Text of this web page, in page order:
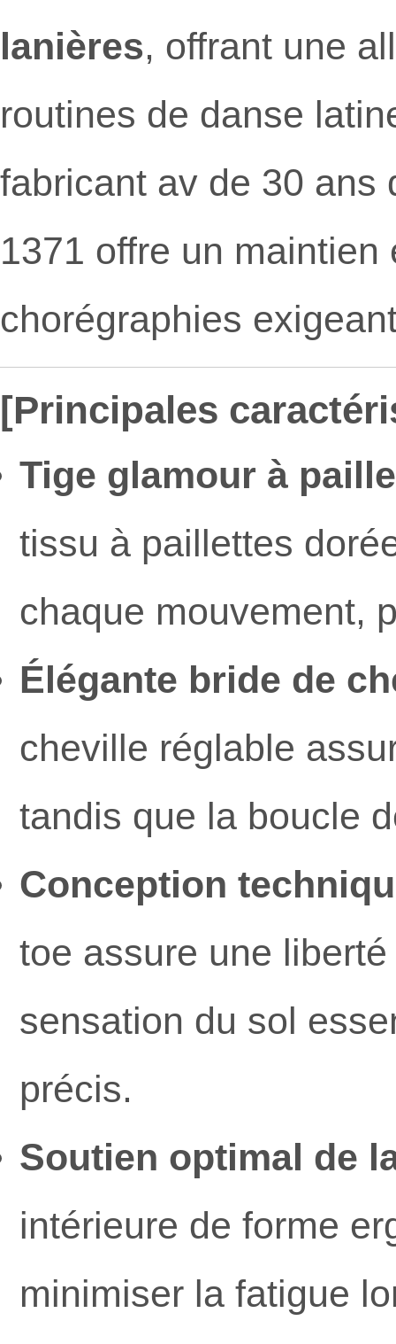
lanières, offrant une
routines de danse
fabricant av de 30 ans
1371 offre un
chorégraphies
[Principales
Tige glamour à
tissu à paillettes
chaque mouvement,
Élégante bride de
cheville réglable
tandis que la boucle
Conception
toe assure une
sensation du sol
précis.
Soutien optimal de
intérieure de forme
minimiser la fatigue